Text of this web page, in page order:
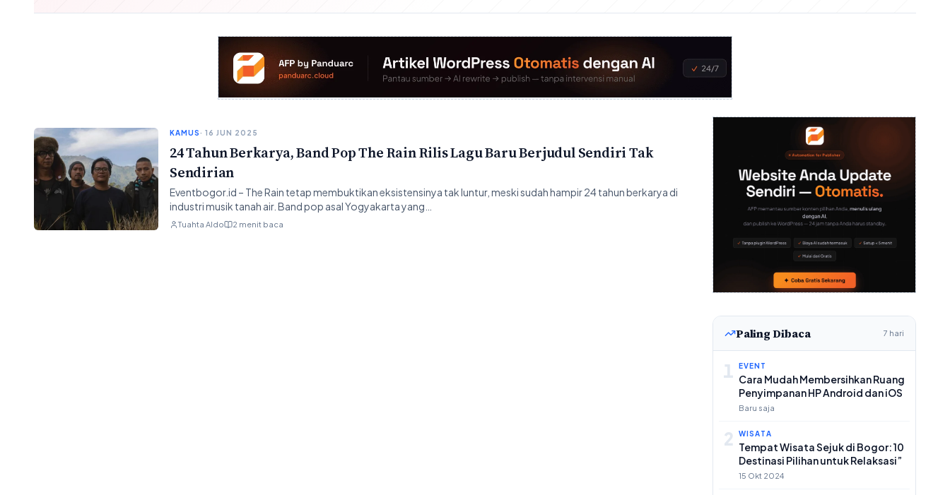
KAMUS· 16 JUN 2025
24 Tahun Berkarya, Band Pop The Rain Rilis Lagu Baru Berjudul Sendiri Tak
Sendirian
Eventbogor.id – The Rain tetap membuktikan eksistensinya tak luntur, meski sudah hampir 24 tahun berkarya di
industri musik tanah air. Band pop asal Yogyakarta yang…
Tuahta Aldo 2 menit baca
Paling Dibaca 7 hari
1 EVENT
Cara Mudah Membersihkan Ruang
Penyimpanan HP Android dan iOS
Baru saja
2 WISATA
Tempat Wisata Sejuk di Bogor: 10
Destinasi Pilihan untuk Relaksasi”
15 Okt 2024